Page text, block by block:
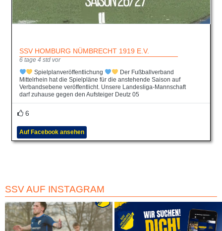
SSV HOMBURG NÜMBRECHT 1919 E.V.
6 tage 4 std vor
Spielplanveröffentlichung
Der Fußballverband
Mittelrhein hat die Spielpläne für die anstehende Saison auf
Verbandsebene veröffentlicht. Unsere Landesliga-Mannschaft
darf zuhause gegen den Aufsteiger Deutz 05
6
Auf Facebook ansehen
SSV AUF INSTAGRAM